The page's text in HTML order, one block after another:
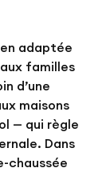
adaptée
familles
d’une
maisons
— qui règle
Dans
chaussée